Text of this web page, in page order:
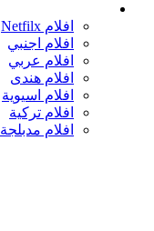
افلام Netfilx
افلام اجنبي
افلام عربي
افلام هندى
افلام اسيوية
افلام تركية
افلام مدبلجة